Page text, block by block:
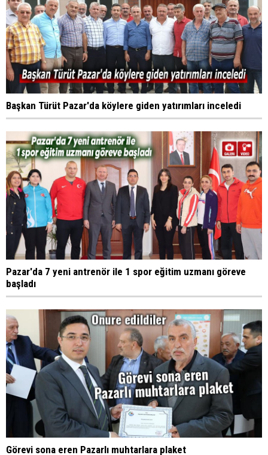
Başkan Türüt Pazar'da köylere giden yatırımları inceledi
Pazar'da 7 yeni antrenör ile 1 spor eğitim uzmanı göreve
başladı
Görevi sona eren Pazarlı muhtarlara plaket